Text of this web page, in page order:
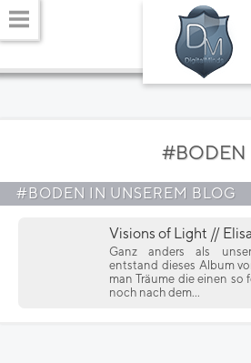
#BODEN
#BODEN IN UNSEREM BLOG
Visions of Light // Elisa
Ganz anders als
entstand dieses Album
man Träume die einen so
noch nach dem...